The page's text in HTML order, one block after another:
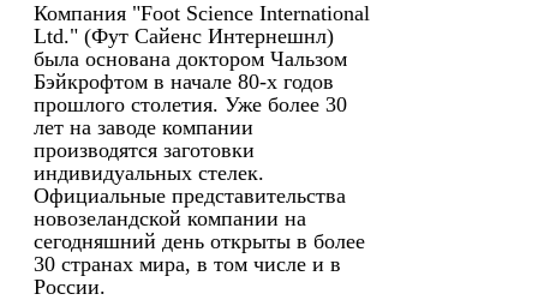
Компания "Foot Science International
Ltd." (Фут Сайенс Интернешнл)
была основана доктором Чальзом
Бэйкрофтом в начале 80-х годов
прошлого столетия. Уже более 30
лет на заводе компании
производятся заготовки
индивидуальных стелек.
Официальные представительства
новозеландской компании на
сегодняшний день открыты в более
30 странах мира, в том числе и в
России.